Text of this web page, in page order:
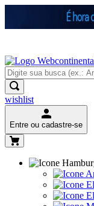
wishlist
Entre ou cadastre-se